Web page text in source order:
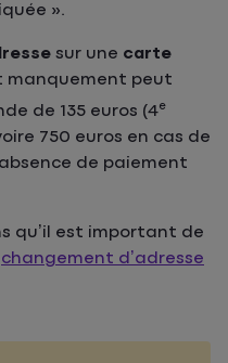
».
sur une carte
peut
de 135 euros (4e
750 euros en cas de
de paiement
qu’il est important de
changement d’adresse